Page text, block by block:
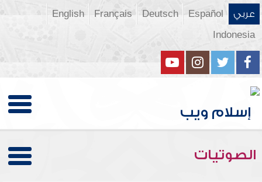
عربي Español
Deutsch
Français
English
Indonesia
الصوتيات